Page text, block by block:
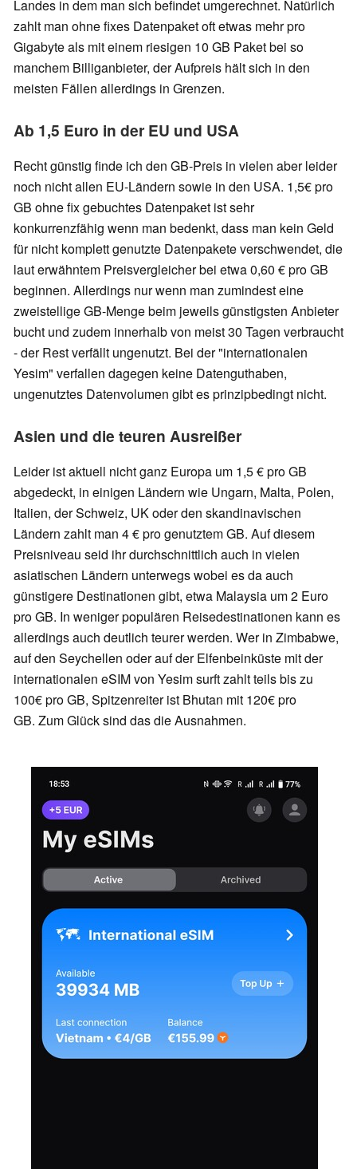
Landes in dem man sich befindet umgerechnet. Natürlich
zahlt man ohne fixes Datenpaket oft etwas mehr pro
Gigabyte als mit einem riesigen 10 GB Paket bei so
manchem Billiganbieter, der Aufpreis hält sich in den
meisten Fällen allerdings in Grenzen.
Ab 1,5 Euro in der EU und USA
Recht günstig finde ich den GB-Preis in vielen aber leider
noch nicht allen EU-Ländern sowie in den USA. 1,5€ pro
GB ohne fix gebuchtes Datenpaket ist sehr
konkurrenzfähig wenn man bedenkt, dass man kein Geld
für nicht komplett genutzte Datenpakete verschwendet, die
laut erwähntem Preisvergleicher bei etwa 0,60 € pro GB
beginnen. Allerdings nur wenn man zumindest eine
zweistellige GB-Menge beim jeweils günstigsten Anbieter
bucht und zudem innerhalb von meist 30 Tagen verbraucht
- der Rest verfällt ungenutzt. Bei der "internationalen
Yesim" verfallen dagegen keine Datenguthaben,
ungenutztes Datenvolumen gibt es prinzipbedingt nicht.
Asien und die teuren Ausreißer
Leider ist aktuell nicht ganz Europa um 1,5 € pro GB
abgedeckt, in einigen Ländern wie Ungarn, Malta, Polen,
Italien, der Schweiz, UK oder den skandinavischen
Ländern zahlt man 4 € pro genutztem GB. Auf diesem
Preisniveau seid ihr durchschnittlich auch in vielen
asiatischen Ländern unterwegs wobei es da auch
günstigere Destinationen gibt, etwa Malaysia um 2 Euro
pro GB. In weniger populären Reisedestinationen kann es
allerdings auch deutlich teurer werden. Wer in Zimbabwe,
auf den Seychellen oder auf der Elfenbeinküste mit der
internationalen eSIM von Yesim surft zahlt teils bis zu
100€ pro GB, Spitzenreiter ist Bhutan mit 120€ pro
GB. Zum Glück sind das die Ausnahmen.